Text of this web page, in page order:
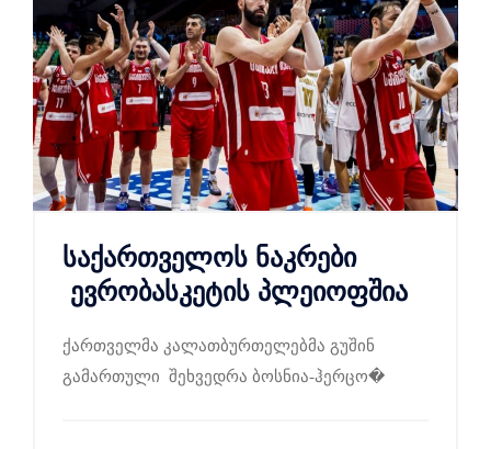
საქართველოს ნაკრები
ევრობასკეტის პლეიოფშია
ქართველმა კალათბურთელებმა გუშინ
გამართული შეხვედრა ბოსნია-ჰერცო�